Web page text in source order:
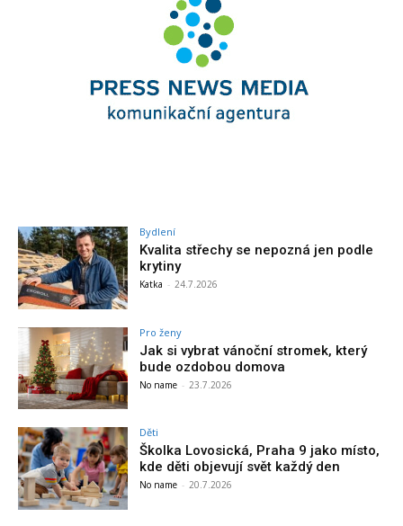
Bydlení
Kvalita střechy se nepozná jen podle
krytiny
Katka - 24.7.2026
Pro ženy
Jak si vybrat vánoční stromek, který
bude ozdobou domova
No name - 23.7.2026
Děti
Školka Lovosická, Praha 9 jako místo,
kde děti objevují svět každý den
No name - 20.7.2026